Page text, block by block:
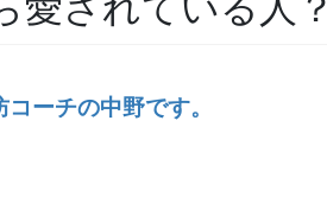
ーチの中野です。